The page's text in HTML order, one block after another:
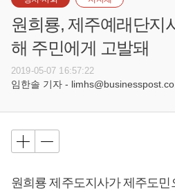
원희룡, 제주예래단지
해 주민에게 고발돼
2019-05-07 16:57:22
임한솔 기자 -
원희룡 제주도지사가 제주도민